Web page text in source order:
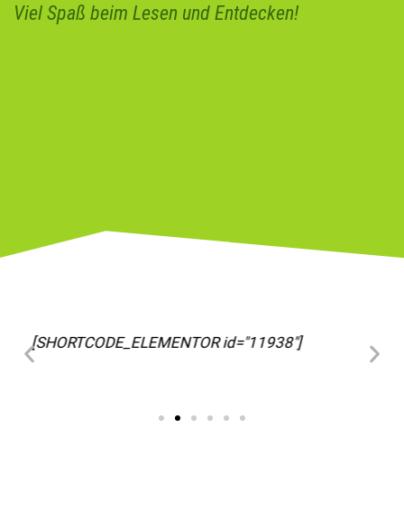
Viel Spaß beim Lesen und Entdecken!
[SHORTCODE_ELEMENTOR id="11963"]